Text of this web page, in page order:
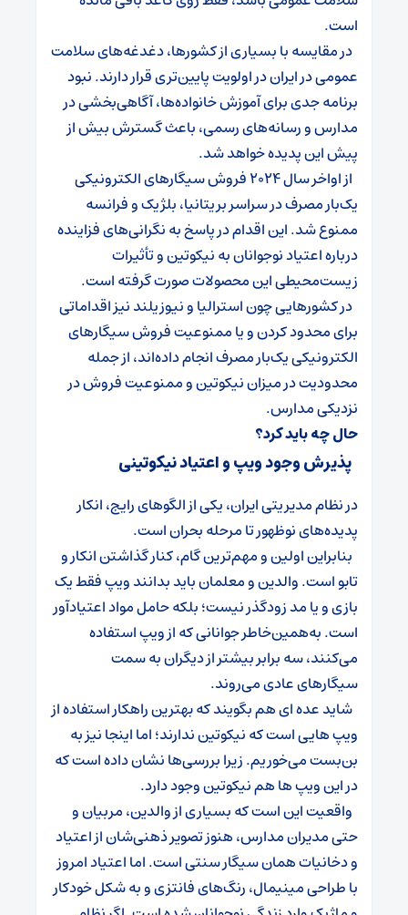
است.
در مقایسه با بسیاری از کشورها، دغدغه‌های سلامت
عمومی در ایران در اولویت پایین‌تری قرار دارند. نبود
برنامه جدی برای آموزش خانواده‌ها، آگاهی‌بخشی در
مدارس و رسانه‌های رسمی، باعث گسترش بیش از
پیش این پدیده خواهد شد.
از اواخر سال ۲۰۲۴ فروش سیگارهای الکترونیکی
یک‌بار مصرف در سراسر بریتانیا، بلژیک و فرانسه
ممنوع شد. این اقدام در پاسخ به نگرانی‌های فزاینده
درباره اعتیاد نوجوانان به نیکوتین و تأثیرات
زیست‌محیطی این محصولات صورت گرفته است.
در کشورهایی چون استرالیا و نیوزیلند نیز اقداماتی
برای محدود کردن و یا ممنوعیت فروش سیگارهای
الکترونیکی یک‌بار مصرف انجام داده‌اند، از جمله
محدودیت در میزان نیکوتین و ممنوعیت فروش در
نزدیکی مدارس.
حال چه باید کرد؟
پذیرش وجود ویپ و اعتیاد نیکوتینی
در نظام مدیریتی ایران، یکی از الگوهای رایج، انکار
پدیده‌های نوظهور تا مرحله بحران است.
بنابراین اولین و مهم‌ترین گام، کنار گذاشتن انکار و
تابو است. والدین و معلمان باید بدانند ویپ فقط یک
بازی و یا مد زودگذر نیست؛ بلکه حامل مواد اعتیادآور
است. به‌همین‌خاطر جوانانی که از ویپ استفاده
می‌کنند، سه ‌برابر بیشتر از دیگران به‌ سمت
سیگارهای عادی می‌روند.
شاید عده ای هم بگویند که بهترین راهکار استفاده از
ویپ هایی است که نیکوتین ندارند؛ اما اینجا نیز به‌
بن‌بست می‌خوریم. زیرا بررسی‌ها نشان داده است که
در این ویپ ها هم نیکوتین وجود دارد.
واقعیت این است که بسیاری از والدین، مربیان و
حتی مدیران مدارس، هنوز تصویر ذهنی‌شان از اعتیاد
و دخانیات همان سیگار سنتی است. اما اعتیاد امروز
با طراحی مینیمال، رنگ‌های فانتزی و به شکل خودکار